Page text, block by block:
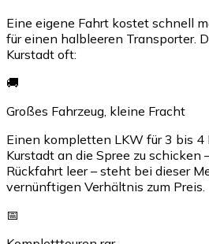
Eine eigene Fahrt kostet schnell
für einen halbleeren Transporter.
Kurstadt oft:
🚚
Großes Fahrzeug, kleine Fracht
Einen kompletten LKW für 3 bis 4
Kurstadt an die Spree zu schicken
Rückfahrt leer – steht bei dieser
vernünftigen Verhältnis zum Preis.
📅